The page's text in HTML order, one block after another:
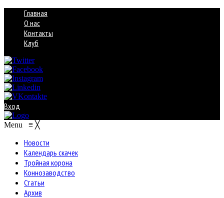
Главная
О нас
Контакты
Клуб
Вход
Menu ≡ ╳
Новости
Календарь скачек
Тройная корона
Коннозаводство
Статьи
Архив